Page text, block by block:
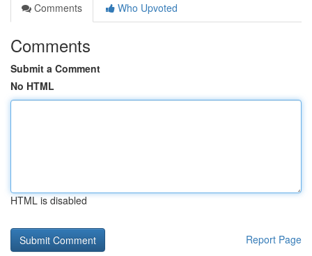
Comments
Who Upvoted
Comments
Submit a Comment
No HTML
HTML is disabled
Report Page